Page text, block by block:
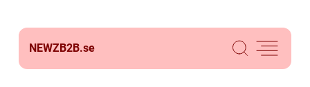
NEWZB2B.se